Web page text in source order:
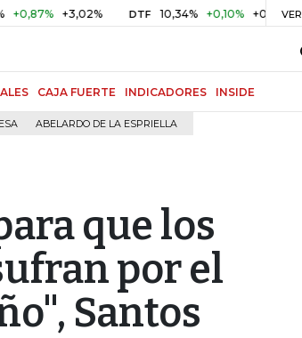
+3,02% DTF 10,34% +0,10% +0,98% UVR
CAJA FUERTE INDICADORES INSIDE
ABELARDO DE LA ESPRIELLA
que los
por el
Santos